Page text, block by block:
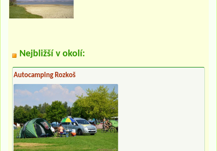
Nejbližší v okolí:
Autocamping Rozkoš